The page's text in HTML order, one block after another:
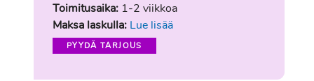
Toimitusaika: 1-2 viikkoa
Maksa laskulla: Lue lisää
PYYDÄ TARJOUS